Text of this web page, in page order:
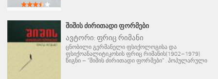
ᲨᲘᲨᲘᲡ ᲫᲘᲠᲘᲗᲐᲓᲘ ᲤᲝᲠᲛᲔᲑᲘ
ავტორი: ფრიც რიმანი
ცნობილი გერმანელი ფსიქოლოგისა და
ფსიქოანალიტიკოსის ფრიც რიმანის(1902–1979)
წიგნი – "შიშის ძირითადი ფორმები" . პოპულარული